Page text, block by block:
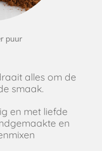
puur
alles om de
smaak.
en met liefde
en